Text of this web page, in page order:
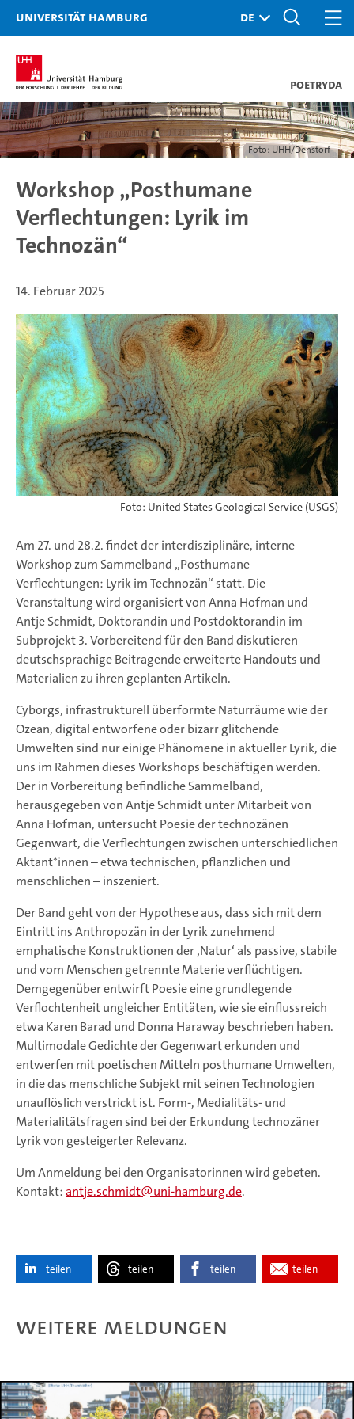
Universität Hamburg
PoetryDA
Foto: UHH/Denstorf
Workshop „Posthumane
Verflechtungen: Lyrik im
Technozän“
14. Februar 2025
Foto: United States Geological Service (USGS)
Am 27. und 28.2. findet der interdisziplinäre, interne
Workshop zum Sammelband „Posthumane
Verflechtungen: Lyrik im Technozän“ statt. Die
Veranstaltung wird organisiert von Anna Hofman und
Antje Schmidt, Doktorandin und Postdoktorandin im
Subprojekt 3. Vorbereitend für den Band diskutieren
deutschsprachige Beitragende erweiterte Handouts und
Materialien zu ihren geplanten Artikeln.
Cyborgs, infrastrukturell überformte Naturräume wie der
Ozean, digital entworfene oder bizarr glitchende
Umwelten sind nur einige Phänomene in aktueller Lyrik, die
uns im Rahmen dieses Workshops beschäftigen werden.
Der in Vorbereitung befindliche Sammelband,
herausgegeben von Antje Schmidt unter Mitarbeit von
Anna Hofman, untersucht Poesie der technozänen
Gegenwart, die Verflechtungen zwischen unterschiedlichen
Aktant*innen – etwa technischen, pflanzlichen und
menschlichen – inszeniert.
Der Band geht von der Hypothese aus, dass sich mit dem
Eintritt ins Anthropozän in der Lyrik zunehmend
emphatische Konstruktionen der ‚Natur‘ als passive, stabile
und vom Menschen getrennte Materie verflüchtigen.
Demgegenüber entwirft Poesie eine grundlegende
Verflochtenheit ungleicher Entitäten, wie sie einflussreich
etwa Karen Barad und Donna Haraway beschrieben haben.
Multimodale Gedichte der Gegenwart erkunden und
entwerfen mit poetischen Mitteln posthumane Umwelten,
in die das menschliche Subjekt mit seinen Technologien
unauflöslich verstrickt ist. Form-, Medialitäts- und
Materialitätsfragen sind bei der Erkundung technozäner
Lyrik von gesteigerter Relevanz.
Um Anmeldung bei den Organisatorinnen wird gebeten.
Kontakt:antje.schmidt uni-hamburg.de.
teilen teilen teilen teilen
Weitere Meldungen